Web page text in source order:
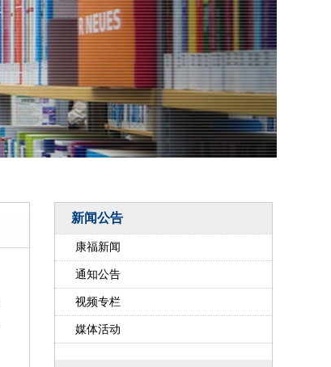
新闻公告
康福新闻
通知公告
视频专栏
媒体活动